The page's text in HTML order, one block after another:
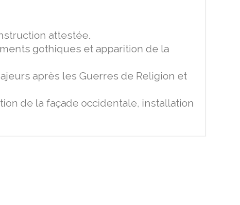
attestée.
gothiques et apparition de la
après les Guerres de Religion et
de la façade occidentale, installation